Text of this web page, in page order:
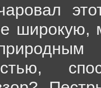
широкую,